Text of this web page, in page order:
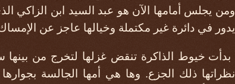
ومن يجلس أمامها الآن هو عبد السيد ابن الزاكي
يدور في دائرة غير مكتملة وخيالها عاجز عن
بدأت خيوط الذاكرة تنقض غزلها لتخرج من
نظراتها ذلك الجزع. وها هي أمها الجالسة